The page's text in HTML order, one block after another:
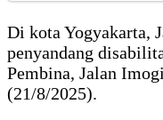
Di kota Yogyakarta,
penyandang
Pembina, Jalan
(21/8/2025).